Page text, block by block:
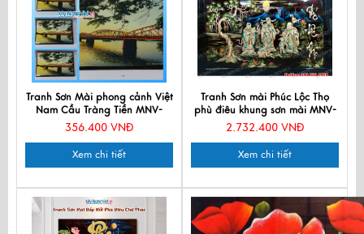
Tranh Sơn Mài phong cảnh Việt
Nam Cầu Tràng Tiền MNV-
TSMTB11-1
356.400 VNĐ
Xem chi tiết
Tranh Sơn mài Phúc Lộc Thọ
phù điêu khung sơn mài MNV-
TSM697-3
2.732.400 VNĐ
Xem chi tiết